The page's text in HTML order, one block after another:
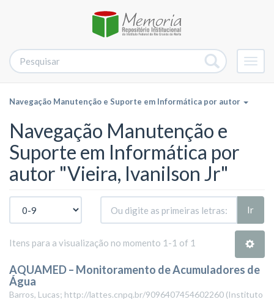
Navegação Manutenção e Suporte em Informática por autor
Navegação Manutenção e
Suporte em Informática por
autor "Vieira, Ivanilson Jr"
Ir
Itens para a visualização no momento 1-1 of 1
AQUAMED – Monitoramento de Acumuladores de
Água
Barros, Lucas; http://lattes.cnpq.br/9096407454602260 (Instituto